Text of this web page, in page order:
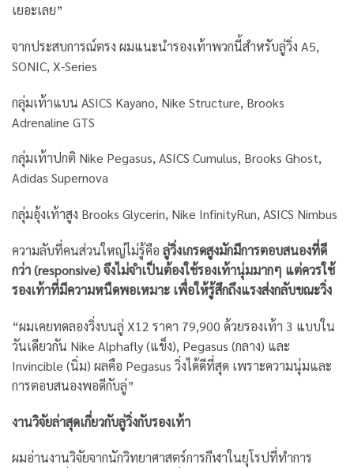
เยอะเลย”
จากประสบการณ์ตรง ผมแนะนำรองเท้าพวกนี้สำหรับลู่วิ่ง A5,
SONIC, X-Series
กลุ่มเท้าแบน ASICS Kayano, Nike Structure, Brooks
Adrenaline GTS
กลุ่มเท้าปกติ Nike Pegasus, ASICS Cumulus, Brooks Ghost,
Adidas Supernova
กลุ่มอุ้งเท้าสูง Brooks Glycerin, Nike InfinityRun, ASICS Nimbus
ความลับที่คนส่วนใหญ่ไม่รู้คือ ลู่วิ่งเกรดสูงมักมีการตอบสนองที่ดี
กว่า (responsive) จึงไม่จำเป็นต้องใช้รองเท้านุ่มมากๆ แต่ควรใช้
รองเท้าที่มีความหนืดพอเหมาะ เพื่อให้รู้สึกถึงแรงส่งกลับขณะวิ่ง
“ผมเคยทดลองวิ่งบนลู่ X12 ราคา 79,900 ด้วยรองเท้า 3 แบบใน
วันเดียวกัน Nike Alphafly (แข็ง), Pegasus (กลาง) และ
Invincible (นิ่ม) ผลคือ Pegasus วิ่งได้ดีที่สุด เพราะความนุ่มและ
การตอบสนองพอดีกับลู่”
งานวิจัยล่าสุดเกี่ยวกับลู่วิ่งกับรองเท้า
ผมอ่านงานวิจัยจากนักวิทยาศาสตร์การกีฬาในยุโรปที่ทำการ